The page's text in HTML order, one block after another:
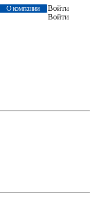
О компании
Войти
Войти